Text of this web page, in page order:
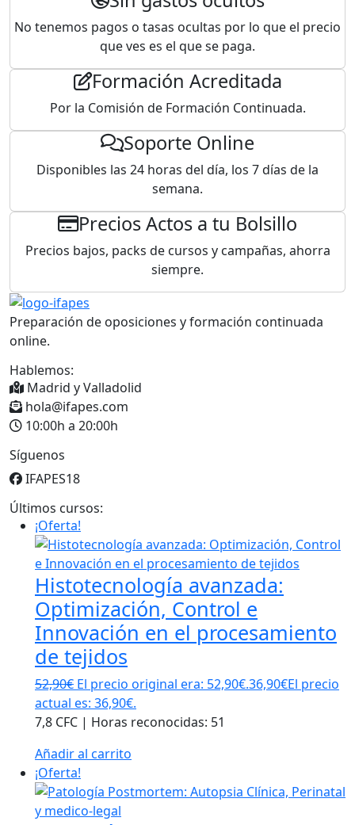
No tenemos pagos o tasas ocultas por lo que el precio
que ves es el que se paga.
Formación Acreditada
Por la Comisión de Formación Continuada.
Soporte Online
Disponibles las 24 horas del día, los 7 días de la
semana.
Precios Actos a tu Bolsillo
Precios bajos, packs de cursos y campañas, ahorra
siempre.
Preparación de oposiciones y formación continuada
online.
Hablemos:
Madrid y Valladolid
hola@ifapes.com
10:00h a 20:00h
Síguenos
IFAPES18
Últimos cursos:
¡Oferta!
Histotecnología avanzada:
Optimización, Control e
Innovación en el procesamiento
de tejidos
52,90€ El precio original era: 52,90€.36,90€El precio
actual es: 36,90€.
7,8 CFC | Horas reconocidas: 51
Añadir al carrito
¡Oferta!